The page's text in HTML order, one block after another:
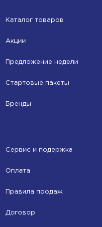
Каталог товаров
Акции
Предложение недели
Стартовые пакеты
Бренды
Сервис и подержка
Оплата
Правила продаж
Договор